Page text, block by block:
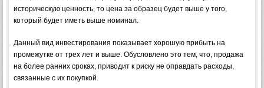
историческую ценность, то цена за образец будет выше у того,
который будет иметь выше номинал.
Данный вид инвестирования показывает хорошую прибыть на
промежутке от трех лет и выше. Обусловлено это тем, что, продажа
на более ранних сроках, приводит к риску не оправдать расходы,
связанные с их покупкой.